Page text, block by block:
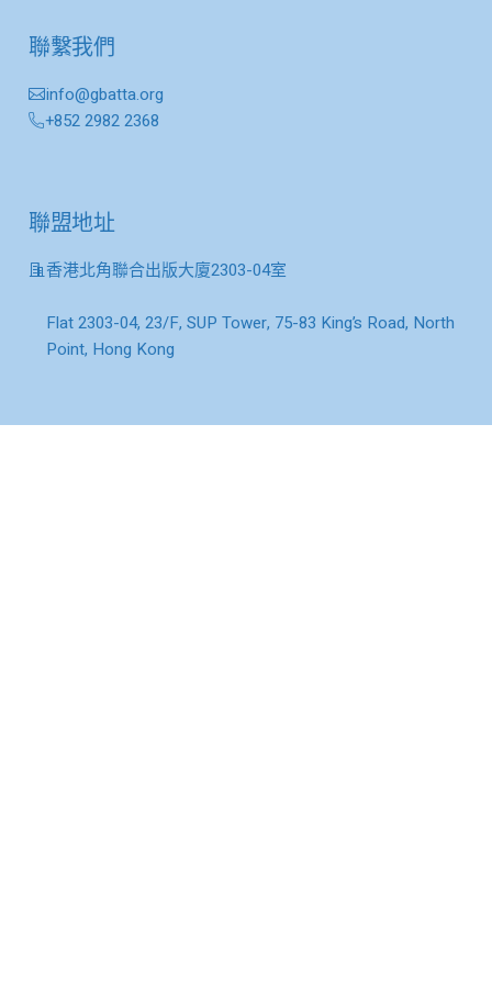
聯繫我們
info@gbatta.org
+852 2982 2368
聯盟地址
香港北角聯合出版大廈2303-04室
Flat 2303-04, 23/F, SUP Tower, 75-83 King’s Road, North
Point, Hong Kong